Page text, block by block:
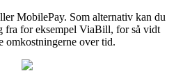
MobilePay. Som alternativ kan du
fra for eksempel ViaBill, for så vidt
omkostningerne over tid.